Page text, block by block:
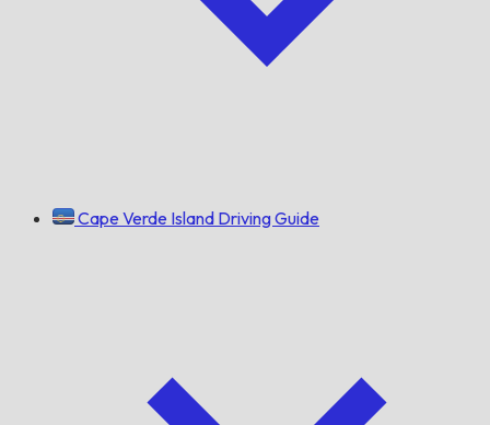
Cape Verde Island Driving Guide